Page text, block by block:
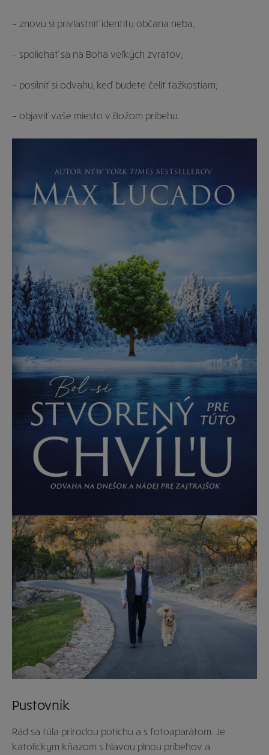
– znovu si privlastniť identitu občana neba;
– spoliehať sa na Boha veľkých zvratov;
– posilniť si odvahu, keď budete čeliť ťažkostiam;
– objaviť vaše miesto v Božom príbehu.
Pustovník
Rád sa túla prírodou potichu a s fotoaparátom. Je
katolíckym kňazom s hlavou plnou príbehov a